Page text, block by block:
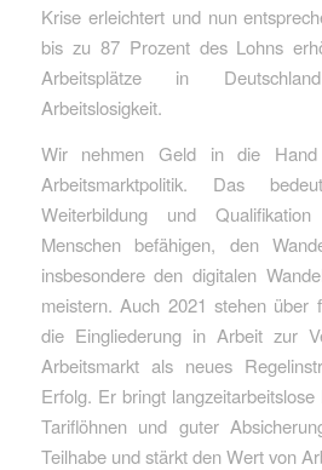
Krise erleichtert und nun
bis zu 87 Prozent des Lohns
Arbeitsplätze in
Arbeitslosigkeit.
Wir nehmen Geld in die
Arbeitsmarktpolitik. Das
Weiterbildung und
Menschen befähigen, den
insbesondere den digitalen
meistern. Auch 2021 stehen über
die Eingliederung in Arbeit zur
Arbeitsmarkt als neues
Erfolg. Er bringt
Tariflöhnen und guter
Teilhabe und stärkt den Wert von